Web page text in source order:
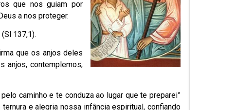
que nos guiam por
a nos proteger.
137,1).
que os anjos deles
anjos, contemplemos,
caminho e te conduza ao lugar que te preparei”
e alegria nossa infância espiritual, confiando